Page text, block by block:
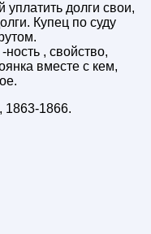
долги свои,
Купец по суду
ность , свойство,
вместе с кем,
, 1863-1866.